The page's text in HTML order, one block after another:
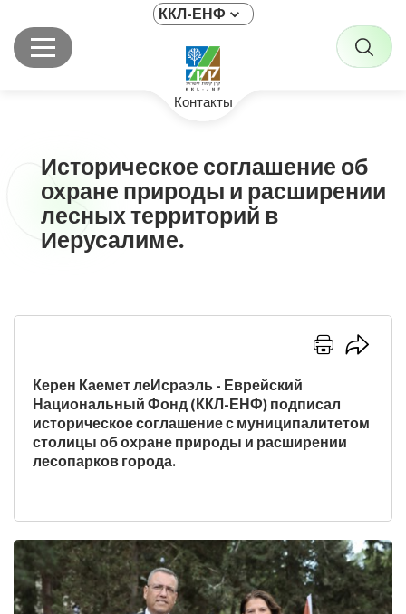
ККЛ-ЕНФ
Контакты
Историческое соглашение об
охране природы и расширении
лесных территорий в
Иерусалиме.
Нажмите
отправки
на
печать
Керен Каемет леИсраэль - Еврейский
Национальный Фонд (ККЛ-ЕНФ) подписал
историческое соглашение с муниципалитетом
столицы об охране природы и расширении
лесопарков города.